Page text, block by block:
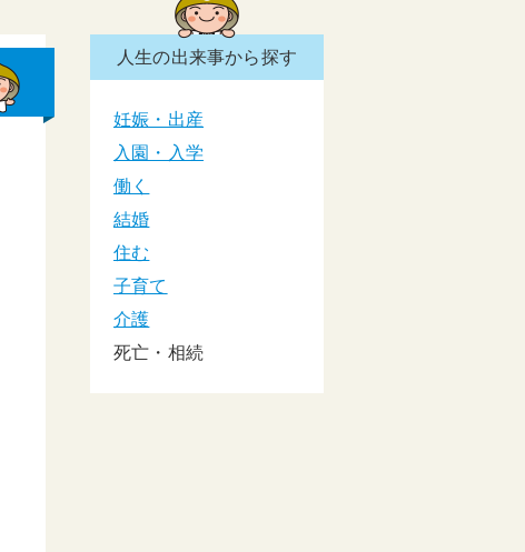
税金・納税
けが・事故
国民健康保険
基本構想・計画
人生の出来事から探す
妊娠・出産
入園・入学
働く
結婚
住む
子育て
介護
死亡・相続